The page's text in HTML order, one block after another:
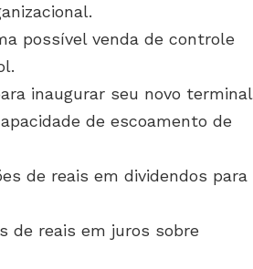
possível venda de controle
inaugurar seu novo terminal
de escoamento de
de reais em dividendos para
de reais em juros sobre